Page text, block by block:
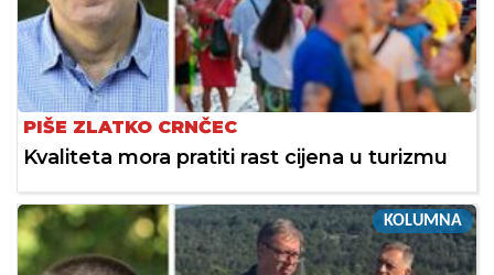
PIŠE ZLATKO CRNČEC
Kvaliteta mora pratiti rast cijena u turizmu
KOLUMNA